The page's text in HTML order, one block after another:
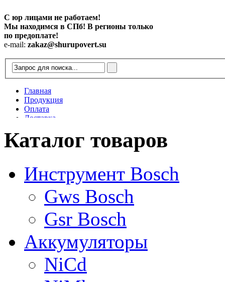
С юр лицами не работаем!
Мы находимся в СПб! В регионы только
по предоплате!
e-mail: zakaz@shurupovert.su
Главная
Продукция
Оплата
Доставка
Статьи
Каталог товаров
Инструмент Bosch
Gws Bosch
Gsr Bosch
Аккумуляторы
NiCd